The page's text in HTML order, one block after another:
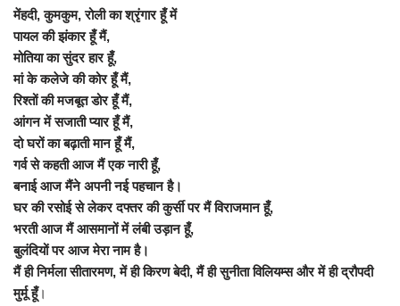
मेंहदी, कुमकुम, रोली का श्रृंगार हूँ में
पायल की झंकार हूँ मैं,
मोतिया का सुंदर हार हूँ,
मां के कलेजे की कोर हूँ मैं,
रिश्तों की मजबूत डोर हूँ मैं,
आंगन में सजाती प्यार हूँ मैं,
दो घरों का बढ़ाती मान हूँ मैं,
गर्व से कहती आज मैं एक नारी हूँ,
बनाई आज मैंने अपनी नई पहचान है।
घर की रसोई से लेकर दफ्तर की कुर्सी पर मैं विराजमान हूँ,
भरती आज मैं आसमानों में लंबी उड़ान हूँ,
बुलंदियों पर आज मेरा नाम है।
मैं ही निर्मला सीतारमण, में ही किरण बेदी, मैं ही सुनीता विलियम्स और में ही द्रौपदी
मुर्मू हूँ।